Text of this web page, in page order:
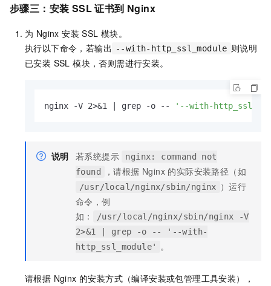
步骤三：安装 SSL 证书到 Nginx
为 Nginx 安装 SSL 模块。
执行以下命令，若输出
--with-http_ssl_module 则说明
已安装 SSL 模块，否则需进行安装。
nginx -V 2>&1 | grep -o -- '--with-
说明 若系统提示
nginx: command not
found
，请根据 Nginx 的实际安装路径（如
/usr/local/nginx/sbin/nginx ）运行
命令，例
如：
/usr/local/nginx/sbin/nginx -V
2>&1 | grep -o -- '--with-
http_ssl_module'
。
请根据 Nginx 的安装方式（编译安装或包管理工具安装），